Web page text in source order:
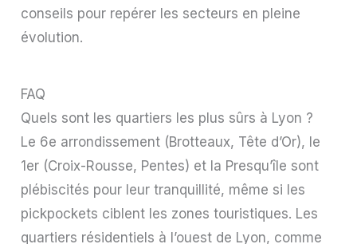
conseils pour repérer les secteurs en pleine
évolution.
FAQ
Quels sont les quartiers les plus sûrs à Lyon ?
Le 6e arrondissement (Brotteaux, Tête d’Or), le
1er (Croix-Rousse, Pentes) et la Presqu’île sont
plébiscités pour leur tranquillité, même si les
pickpockets ciblent les zones touristiques. Les
quartiers résidentiels à l’ouest de Lyon, comme